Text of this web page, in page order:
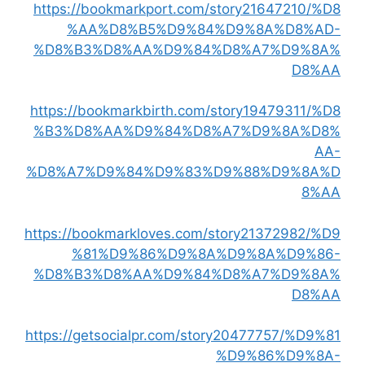
https://bookmarkport.com/story21647210/%D8
%AA%D8%B5%D9%84%D9%8A%D8%AD-
%D8%B3%D8%AA%D9%84%D8%A7%D9%8A%
D8%AA
https://bookmarkbirth.com/story19479311/%D8
%B3%D8%AA%D9%84%D8%A7%D9%8A%D8%
AA-
%D8%A7%D9%84%D9%83%D9%88%D9%8A%D
8%AA
https://bookmarkloves.com/story21372982/%D9
%81%D9%86%D9%8A%D9%8A%D9%86-
%D8%B3%D8%AA%D9%84%D8%A7%D9%8A%
D8%AA
https://getsocialpr.com/story20477757/%D9%81
%D9%86%D9%8A-